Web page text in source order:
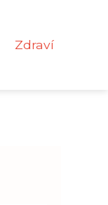
Zdraví